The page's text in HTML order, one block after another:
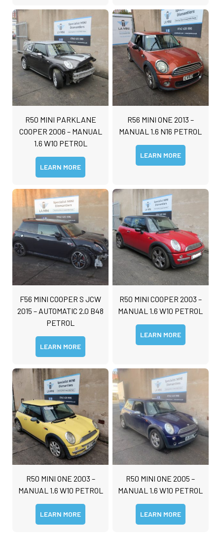
R50 MINI PARKLANE
COOPER 2006 – MANUAL
1.6 W10 PETROL
LEARN MORE
R56 MINI ONE 2013 –
MANUAL 1.6 N16 PETROL
LEARN MORE
F56 MINI COOPER S JCW
2015 – AUTOMATIC 2.0 B48
PETROL
LEARN MORE
R50 MINI COOPER 2003 –
MANUAL 1.6 W10 PETROL
LEARN MORE
R50 MINI ONE 2003 –
MANUAL 1.6 W10 PETROL
LEARN MORE
R50 MINI ONE 2005 –
MANUAL 1.6 W10 PETROL
LEARN MORE
s
g
e
Submit